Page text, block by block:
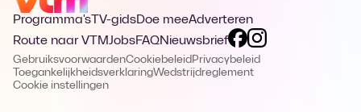
Programma's TV-gidsDoe meeAdverteren
Route naar VTMJobsFAQNieuwsbrief
GebruiksvoorwaardenCookiebeleidPrivacybeleid
ToegankelijkheidsverklaringWedstrijdreglement
Cookie instellingen